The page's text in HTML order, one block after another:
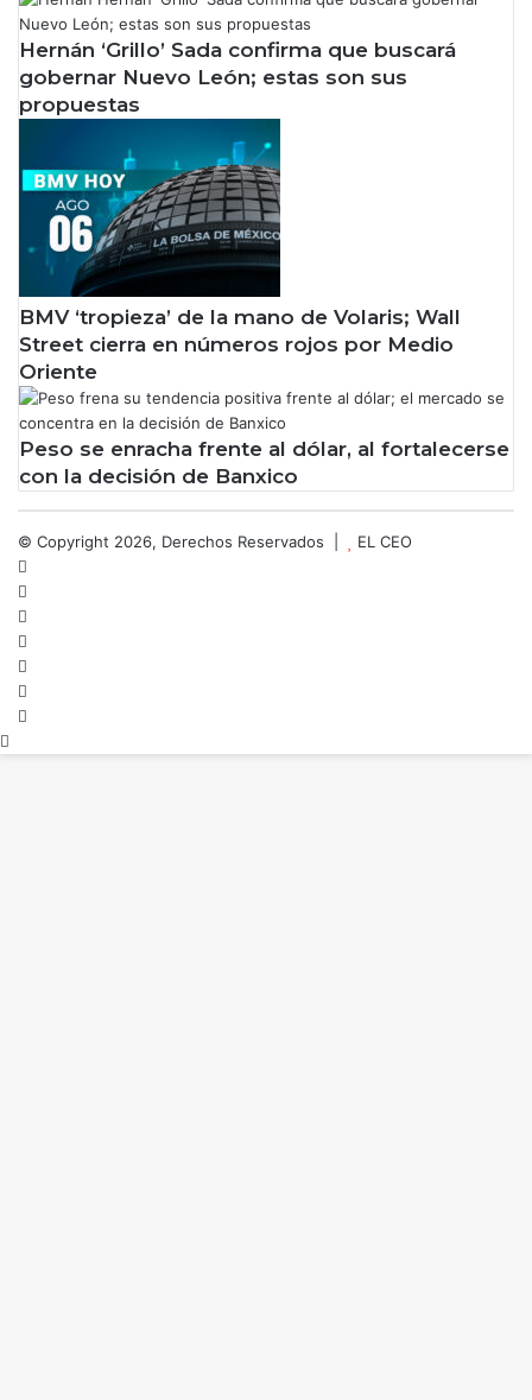
Hernán ‘Grillo’ Sada confirma que buscará
gobernar Nuevo León; estas son sus
propuestas
BMV ‘tropieza’ de la mano de Volaris; Wall
Street cierra en números rojos por Medio
Oriente
Peso se enracha frente al dólar, al fortalecerse
con la decisión de Banxico
© Copyright 2026, Derechos Reservados |
EL CEO